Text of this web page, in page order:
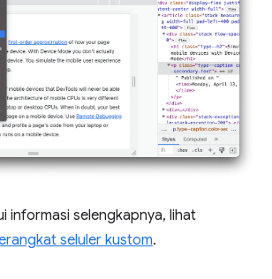
informasi selengkapnya, lihat
seluler kustom.